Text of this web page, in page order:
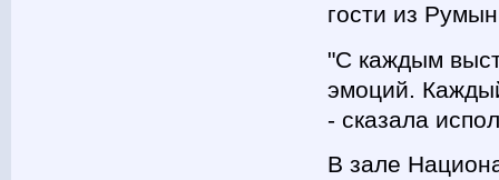
гости из
"С каждым
эмоций.
- сказала
В зале